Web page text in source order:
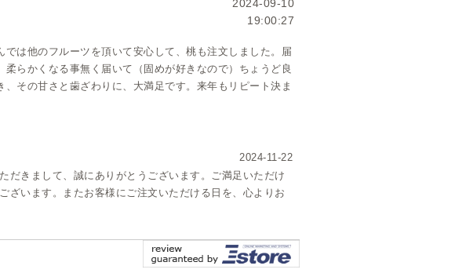
2024-09-10
19:00:27
は他のフルーツを頂いて安心して、桃も注文しました。届
らかくなる事無く届いて（固めが好きなので）ちょうど良
その甘さと歯ざわりに、大満足です。来年もリピート決ま
2024-11-22
だきまして、誠にありがとうございます。ご満足いただけ
ざいます。またお客様にご注文いただける日を、心よりお